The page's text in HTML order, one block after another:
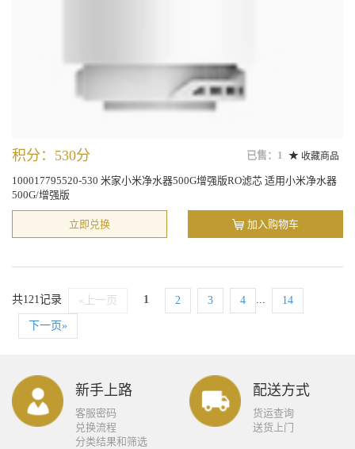
已售：1 收藏商品
积分：530分
100017795520-530 米家小米净水器500G增强版RO滤芯 适用小米净水器
500G/增强版
立即兑换 加入购物车
共121记录 «上一页 1 2 3 4 ... 14
下一页»
新手上路
客服密码
兑换流程
分类结果和筛选
配送方式
货运查询
送货上门